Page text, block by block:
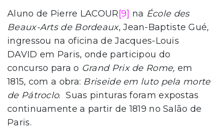
Aluno de Pierre LACOUR [9] na École des
Beaux-Arts de Bordeaux, Jean-Baptiste Gué,
ingressou na oficina de Jacques-Louis
DAVID em Paris, onde participou do
concurso para o Grand Prix de Rome, em
1815, com a obra: Briseide em luto pela morte
de Pátroclo. Suas pinturas foram expostas
continuamente a partir de 1819 no Salão de
Paris.